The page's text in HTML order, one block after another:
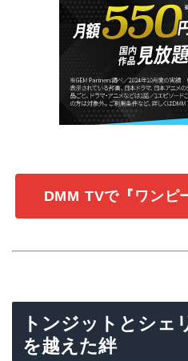
DMM TVで『ワンピ
トンジットとシ
を越えた絆